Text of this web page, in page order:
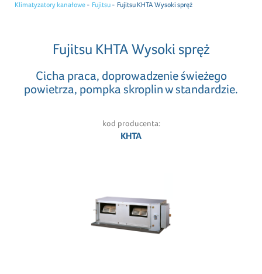
Klimatyzatory kanałowe
Fujitsu Fujitsu KHTA Wysoki spręż
Fujitsu KHTA Wysoki spręż
Cicha praca, doprowadzenie świeżego
powietrza, pompka skroplin w standardzie.
kod producenta:
KHTA